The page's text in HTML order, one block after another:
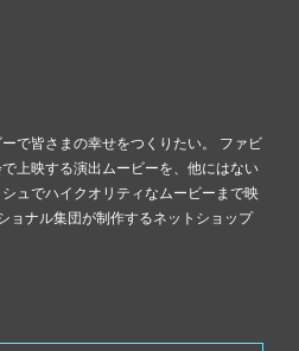
で皆さまの幸せをつくりたい。 ファビ
上映する演出ムービーを、他にはない
ュでハイクオリティなムービーまで映
ョナル集団が制作するネットショップ